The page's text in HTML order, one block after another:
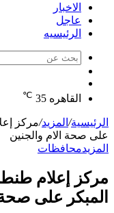
الاخبار
عاجل
الرئيسيه
عشوائي
القاهره 35
℃
الرئيسية/ المزيد/مركز
على صحة الام والجنين
المزيدمحافظات
مركز إعلام
المبكر على